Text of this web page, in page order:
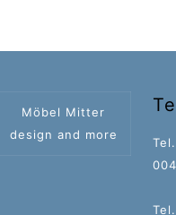
Möbel Mitter
design and more